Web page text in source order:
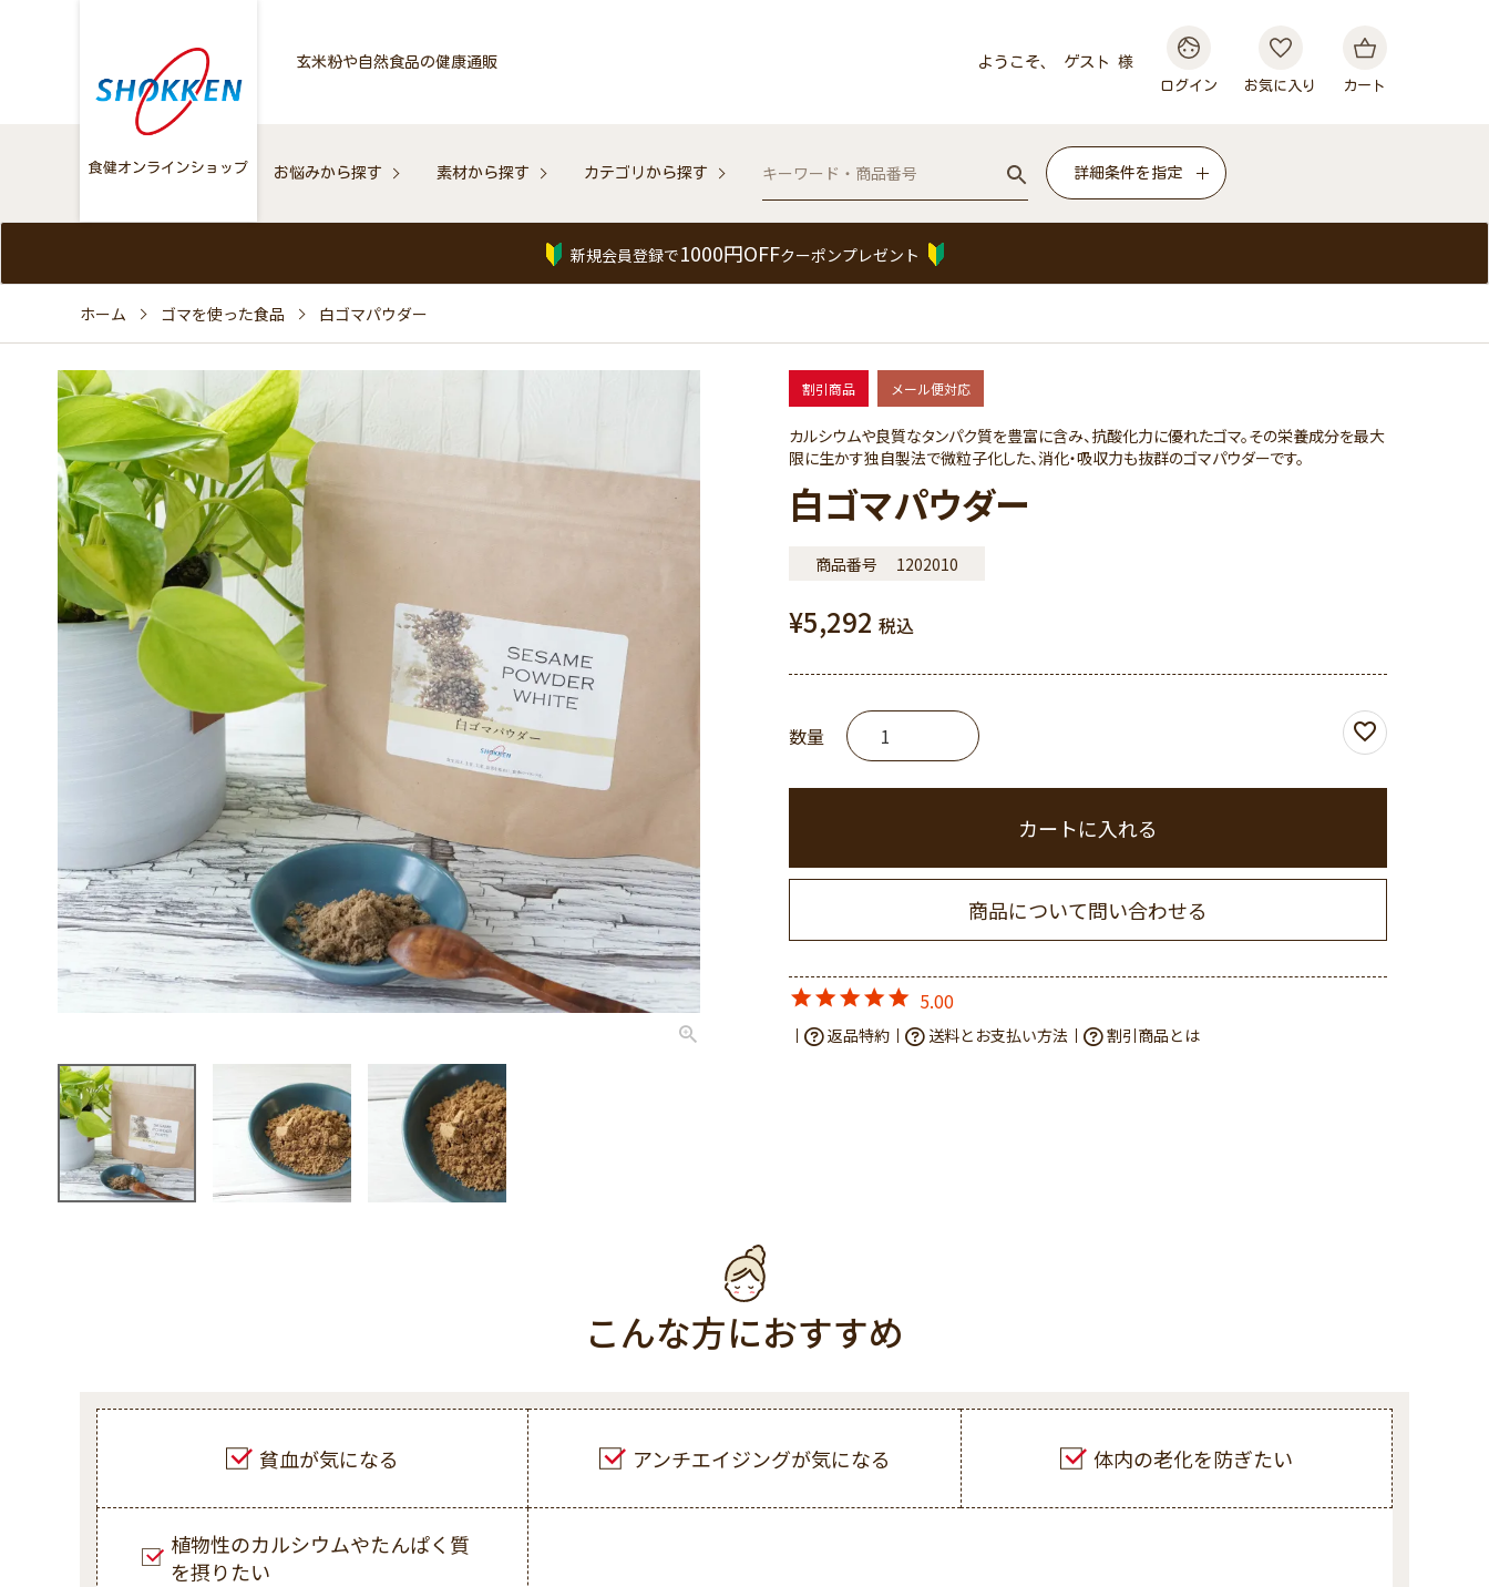
玄米粉や自然食品の健康通販 ようこそ、 ゲスト 様
ログイン お気に入り カート
お悩みから探す 素材から探す カテゴリから探す 詳細条件を指定
新規会員登録で1000円OFFクーポンプレゼント
ホーム ゴマを使った食品 白ゴマパウダー
割引商品 メール便対応
カルシウムや良質なタンパク質を豊富に含み、抗酸化力に優れたゴマ。その栄養成分を最大
限に生かす独自製法で微粒子化した、消化・吸収力も抜群のゴマパウダーです。
白ゴマパウダー
商品番号 1202010
¥5,292 税込
カートに入れる
商品について問い合わせる
5.00
返品特約 送料とお支払い方法 割引商品とは
こんな方におすすめ
貧血が気になる アンチエイジングが気になる 体内の老化を防ぎたい
植物性のカルシウムやたんぱく質
を摂りたい